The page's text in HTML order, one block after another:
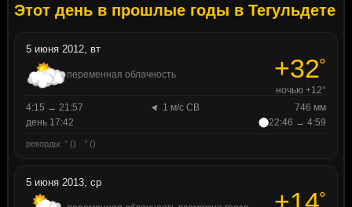
Этот день в прошлые годы в Тегульдете
5 июня 2012, вт
переменная облачность +32°
ночью +12°
4:15 → 21:57
1 м/с СВ
746 мм
день 17:42
22:46 → 4:59
рекорды: ° () · ° ()
5 июня 2013, ср
°